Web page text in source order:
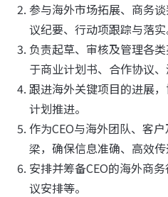
参与海外市场拓展、商务
议纪要、行动项跟踪与落实
负责起草、审核及管理各
于商业计划书、合作协议、
跟进海外关键项目的进展
计划推进。
作为CEO与海外团队、客
梁，确保信息准确、高效传
安排并筹备CEO的海外商
议安排等。